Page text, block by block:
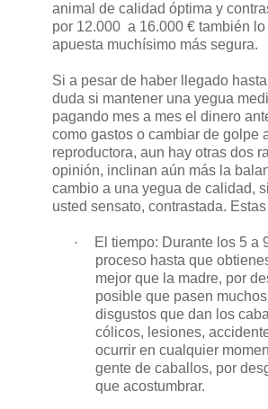
animal de calidad óptima y
por 12.000 a 16.000 € también
apuesta muchísimo más segura.
Si a pesar de haber llegado
duda si mantener una yegua
pagando mes a mes el dinero
como gastos o cambiar de golpe
reproductora, aun hay otras dos
opinión, inclinan aún más la
cambio a una yegua de calidad,
usted sensato, contrastada.
·
El tiempo: Durante los 5 a
proceso hasta que
mejor que la madre, por
posible que pasen
disgustos que dan los
cólicos, lesiones,
ocurrir en cualquier
gente de caballos, por
que acostumbrar.